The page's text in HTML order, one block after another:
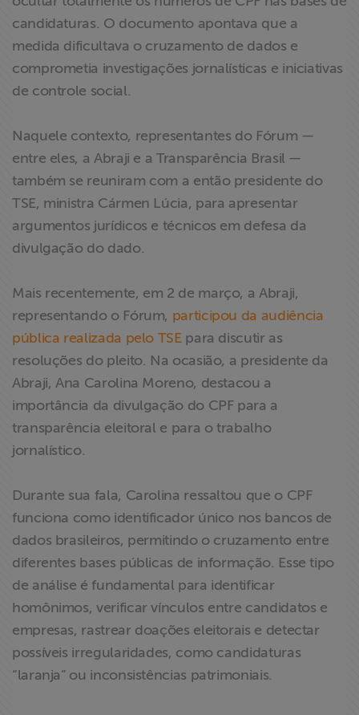
candidaturas. O documento apontava que a
medida dificultava o cruzamento de dados e
comprometia investigações jornalísticas e iniciativas
de controle social.
Naquele contexto, representantes do Fórum —
entre eles, a Abraji e a Transparência Brasil —
também se reuniram com a então presidente do
TSE, ministra Cármen Lúcia, para apresentar
argumentos jurídicos e técnicos em defesa da
divulgação do dado.
Mais recentemente, em 2 de março, a Abraji,
representando o Fórum, participou da audiência
pública realizada pelo TSEpara discutir as
resoluções do pleito. Na ocasião, a presidente da
Abraji, Ana Carolina Moreno, destacou a
importância da divulgação do CPF para a
transparência eleitoral e para o trabalho
jornalístico.
Durante sua fala, Carolina ressaltou que o CPF
funciona como identificador único nos bancos de
dados brasileiros, permitindo o cruzamento entre
diferentes bases públicas de informação. Esse tipo
de análise é fundamental para identificar
homônimos, verificar vínculos entre candidatos e
empresas, rastrear doações eleitorais e detectar
possíveis irregularidades, como candidaturas
“laranja” ou inconsistências patrimoniais.